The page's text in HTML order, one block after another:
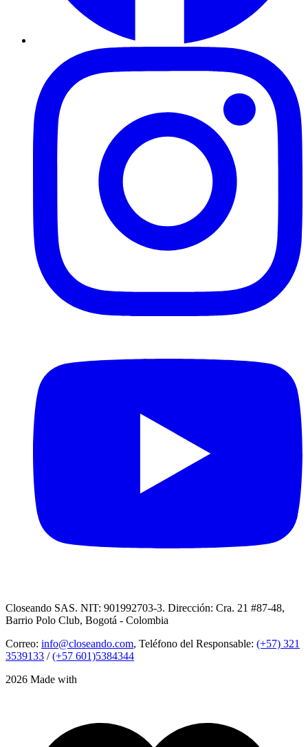
Closeando SAS. NIT: 901992703-3. Dirección: Cra. 21 #87-48,
Barrio Polo Club, Bogotá - Colombia
Correo: info@closeando.com, Teléfono del Responsable: (+57) 321
3539133 /(+57 601)5384344
2026 Made with